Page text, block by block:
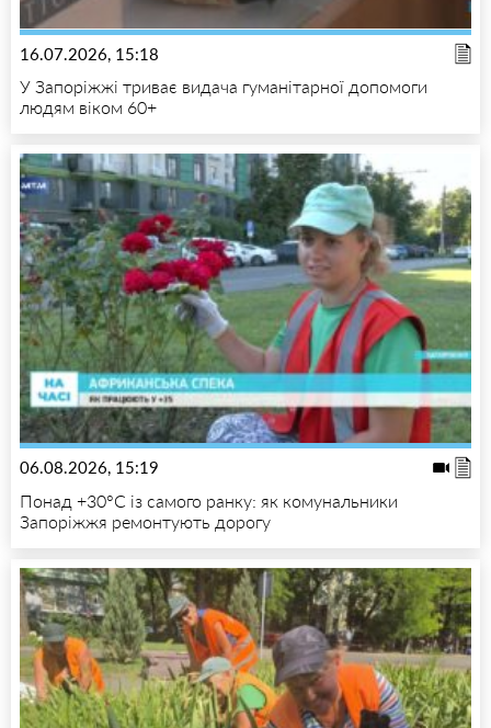
16.07.2026, 15:18
У Запоріжжі триває видача гуманітарної допомоги
людям віком 60+
06.08.2026, 15:19
Понад +30°C із самого ранку: як комунальники
Запоріжжя ремонтують дорогу